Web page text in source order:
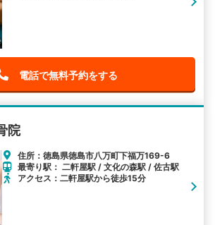
電話で無料予約をする
院
住所：徳島県徳島市八万町下福万169-6
最寄り駅： 二軒屋駅 / 文化の森駅 / 佐古駅
アクセス：二軒屋駅から徒歩15分